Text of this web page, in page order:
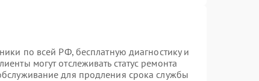
по всей РФ, бесплатную диагностику и
могут отслеживать статус ремонта
для продления срока службы